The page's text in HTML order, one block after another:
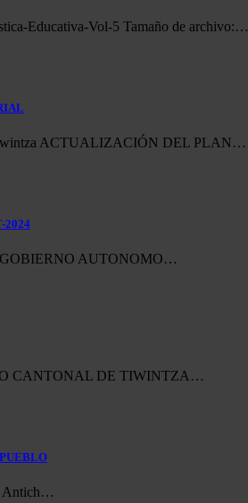
Educativa-Vol-5 Tamaño de archivo:…
ACTUALIZACIÓN DEL PLAN…
2024
GOBIERNO AUTONOMO…
CANTONAL DE TIWINTZA…
Antich…